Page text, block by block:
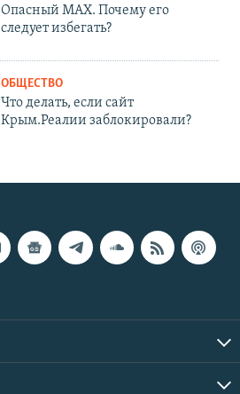
Опасный MAX. Почему его
следует избегать?
ОБЩЕСТВО
Что делать, если сайт
Крым.Реалии заблокировали?